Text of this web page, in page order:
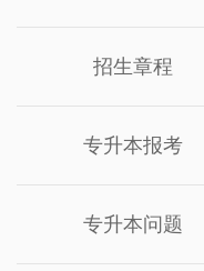
招生章程
专升本报考
专升本问题